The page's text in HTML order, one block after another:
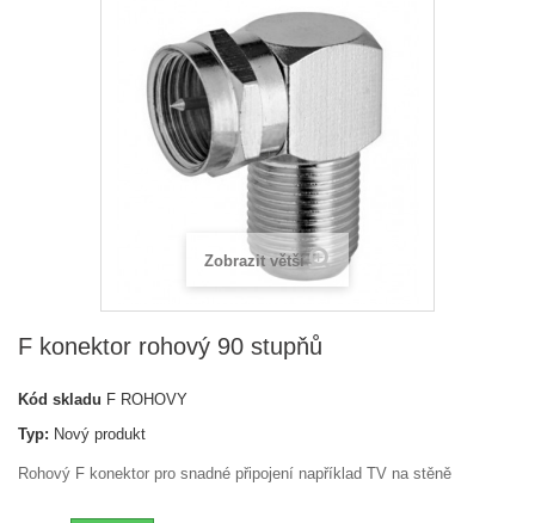
Zobrazit větší
F konektor rohový 90 stupňů
Kód skladu F ROHOVY
Typ: Nový produkt
Rohový F konektor pro snadné připojení například TV na stěně